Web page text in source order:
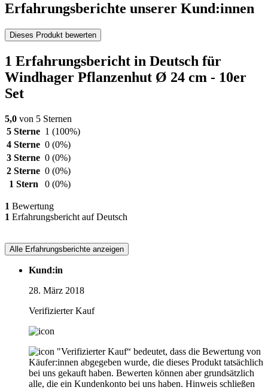
Erfahrungsberichte unserer Kund:innen
Dieses Produkt bewerten
1 Erfahrungsbericht in Deutsch für
Windhager Pflanzenhut Ø 24 cm - 10er
Set
5,0 von 5 Sternen
5 Sterne 1 (100%)
4 Sterne 0 (0%)
3 Sterne 0 (0%)
2 Sterne 0 (0%)
1 Stern
0 (0%)
1 Bewertung
1 Erfahrungsbericht auf Deutsch
Alle Erfahrungsberichte anzeigen
Kund:in
28. März 2018
Verifizierter Kauf
"Verifizierter Kauf“ bedeutet, dass die Bewertung von
Käufer:innen abgegeben wurde, die dieses Produkt tatsächlich
bei uns gekauft haben. Bewerten können aber grundsätzlich
alle, die ein Kundenkonto bei uns haben. Hinweis schließen